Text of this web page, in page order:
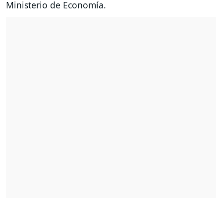
Ministerio de Economía.